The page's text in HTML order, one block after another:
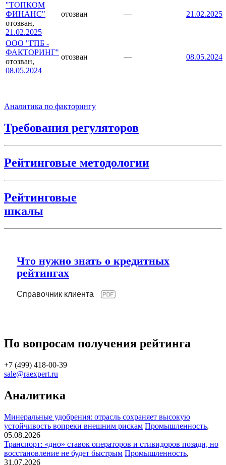
"ТОПКОМ
ФИНАНС"
отозван,
21.02.2025
отозван — 21.02.2025
ООО "ГПБ -
ФАКТОРИНГ"
отозван,
08.05.2024
отозван — 08.05.2024
Аналитика по факторингу
Требования регуляторов
Рейтинговые методологии
Рейтинговые
шкалы
Что нужно знать о кредитных
рейтингах
Справочник клиента
По вопросам получения рейтинга
+7 (499) 418-00-39
sale@raexpert.ru
Аналитика
Минеральные удобрения: отрасль сохраняет высокую
устойчивость вопреки внешним рискам Промышленность,
05.08.2026
Транспорт: «дно» ставок операторов и стивидоров позади, но
восстановление не будет быстрым Промышленность,
31.07.2026